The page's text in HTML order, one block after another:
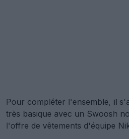
Pour compléter l'ensemble, il
très basique avec un Swoosh
l'offre de vêtements d'équipe